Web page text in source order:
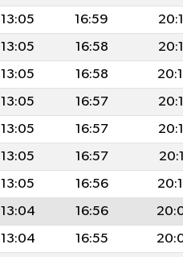
13:05 16:59
13:05 16:58
13:05 16:58
13:05 16:57
13:05 16:57
13:05 16:57
13:05 16:56
13:04 16:56
13:04 16:55